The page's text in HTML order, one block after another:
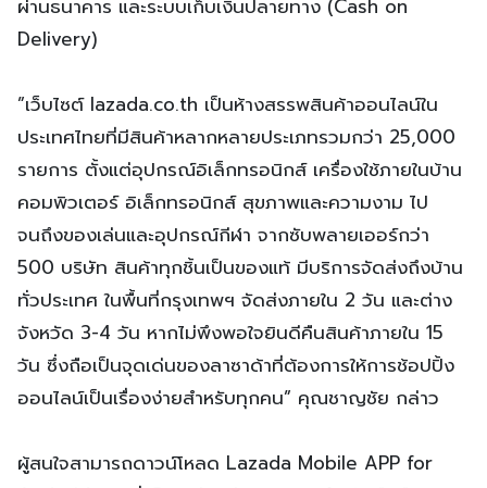
ผ่านธนาคาร และระบบเก็บเงินปลายทาง (Cash on
Delivery)
”เว็บไซต์ lazada.co.th เป็นห้างสรรพสินค้าออนไลน์ใน
ประเทศไทยที่มีสินค้าหลากหลายประเภทรวมกว่า 25,000
รายการ ตั้งแต่อุปกรณ์อิเล็กทรอนิกส์ เครื่องใช้ภายในบ้าน
คอมพิวเตอร์ อิเล็กทรอนิกส์ สุขภาพและความงาม ไป
จนถึงของเล่นและอุปกรณ์กีฬา จากซับพลายเออร์กว่า
500 บริษัท สินค้าทุกชิ้นเป็นของแท้ มีบริการจัดส่งถึงบ้าน
ทั่วประเทศ ในพื้นที่กรุงเทพฯ จัดส่งภายใน 2 วัน และต่าง
จังหวัด 3-4 วัน หากไม่พึงพอใจยินดีคืนสินค้าภายใน 15
วัน ซึ่งถือเป็นจุดเด่นของลาซาด้าที่ต้องการให้การช้อปปิ้ง
ออนไลน์เป็นเรื่องง่ายสำหรับทุกคน” คุณชาญชัย กล่าว
ผู้สนใจสามารถดาวน์โหลด Lazada Mobile APP for